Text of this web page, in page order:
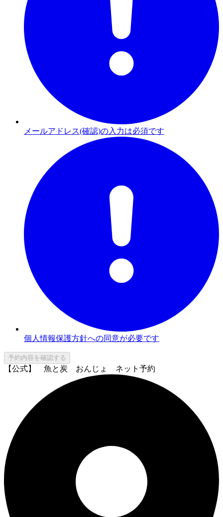
メールアドレス(確認)の入力は必須です
個人情報保護方針への同意が必要です
予約内容を確認する
【公式】 魚と炭 おんじょ ネット予約